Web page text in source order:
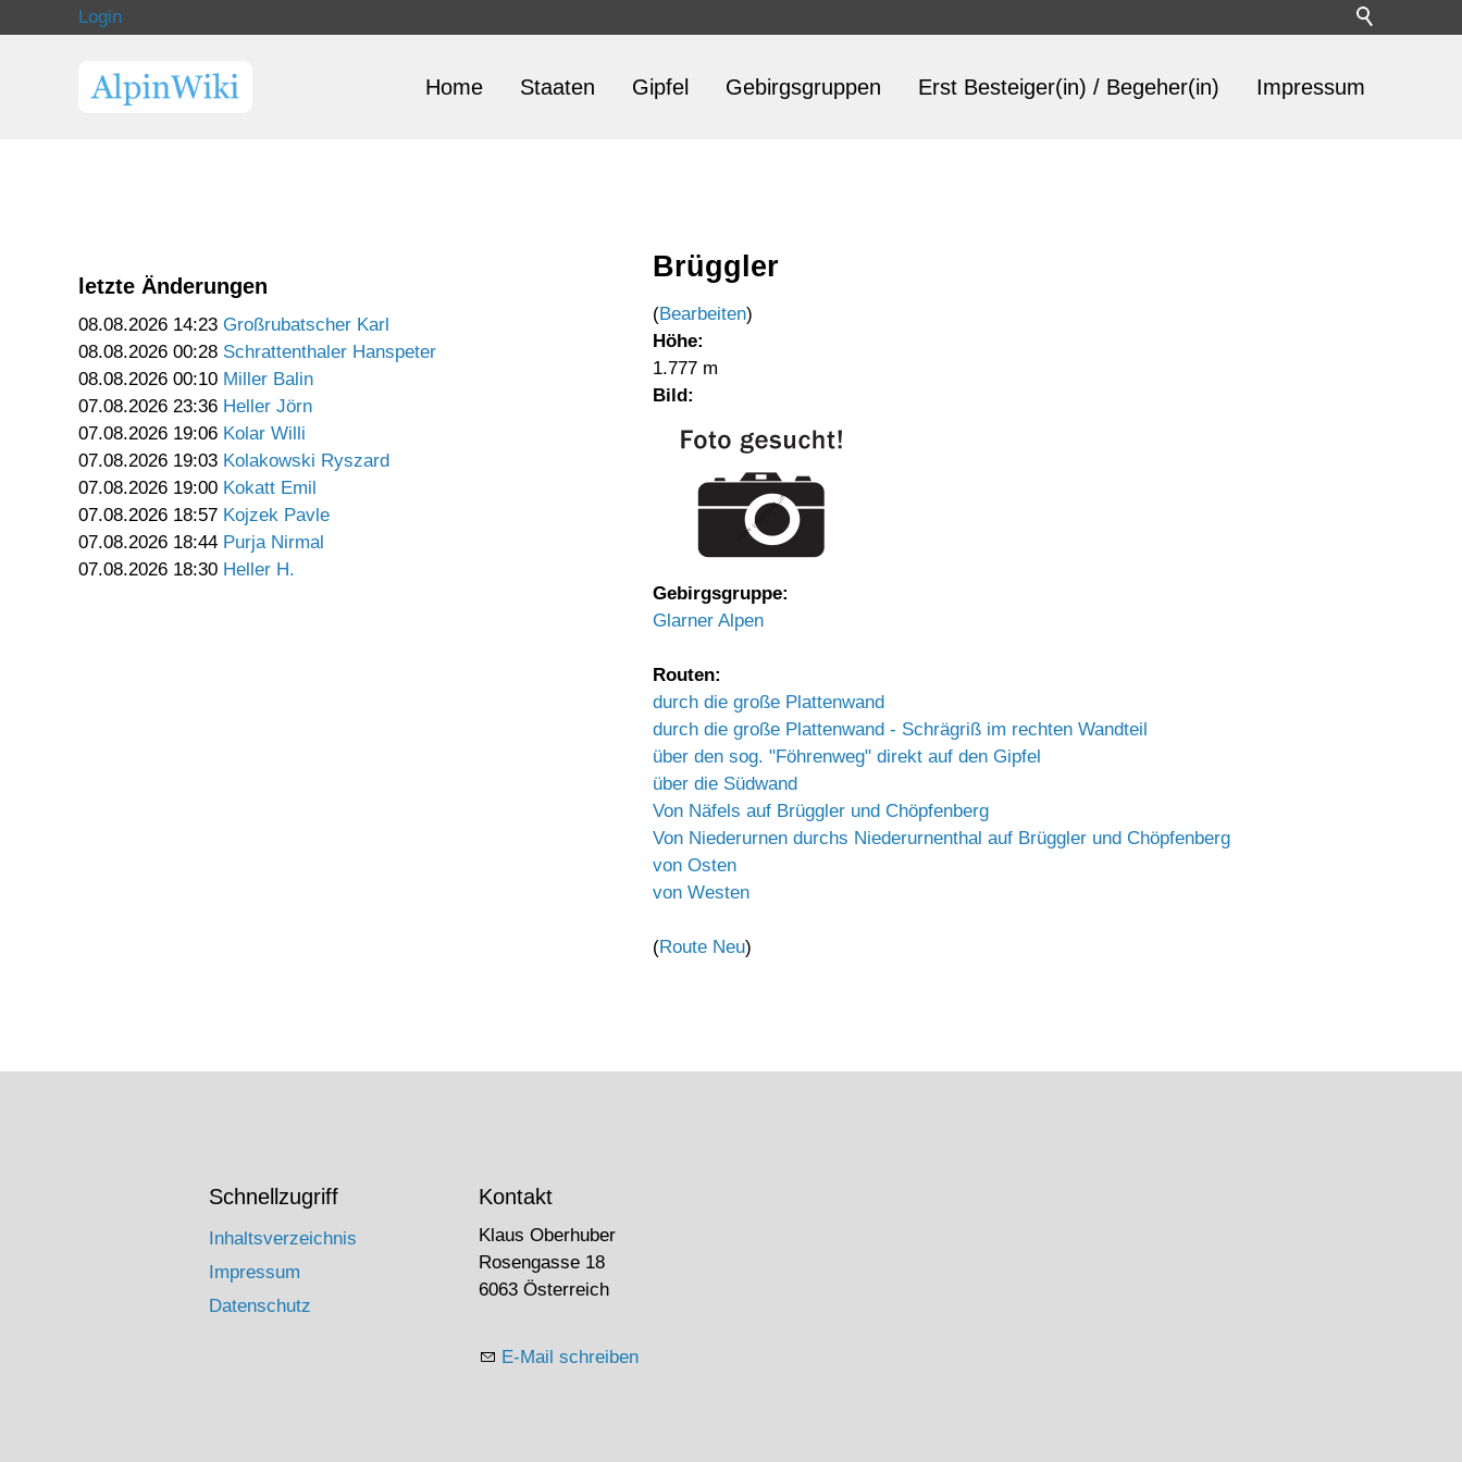
Login
Home Staaten Gipfel Gebirgsgruppen Erst Besteiger(in) / Begeher(in) Impressum
letzte Änderungen
08.08.2026 14:23 Großrubatscher Karl
08.08.2026 00:28 Schrattenthaler Hanspeter
08.08.2026 00:10 Miller Balin
07.08.2026 23:36 Heller Jörn
07.08.2026 19:06 Kolar Willi
07.08.2026 19:03 Kolakowski Ryszard
07.08.2026 19:00 Kokatt Emil
07.08.2026 18:57 Kojzek Pavle
07.08.2026 18:44 Purja Nirmal
07.08.2026 18:30 Heller H.
Brüggler
(Bearbeiten)
Höhe:
1.777 m
Bild:
Gebirgsgruppe:
Glarner Alpen
Routen:
durch die große Plattenwand
durch die große Plattenwand - Schrägriß im rechten Wandteil
über den sog. "Föhrenweg" direkt auf den Gipfel
über die Südwand
Von Näfels auf Brüggler und Chöpfenberg
Von Niederurnen durchs Niederurnenthal auf Brüggler und Chöpfenberg
von Osten
von Westen
(Route Neu)
Schnellzugriff
Inhaltsverzeichnis
Impressum
Datenschutz
Kontakt
Klaus Oberhuber
Rosengasse 18
6063 Österreich
E-Mail schreiben